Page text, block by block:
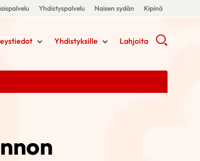
Yhdistyspalvelu Naisen sydän Kipinä
Yhdistyksille Lahjoita